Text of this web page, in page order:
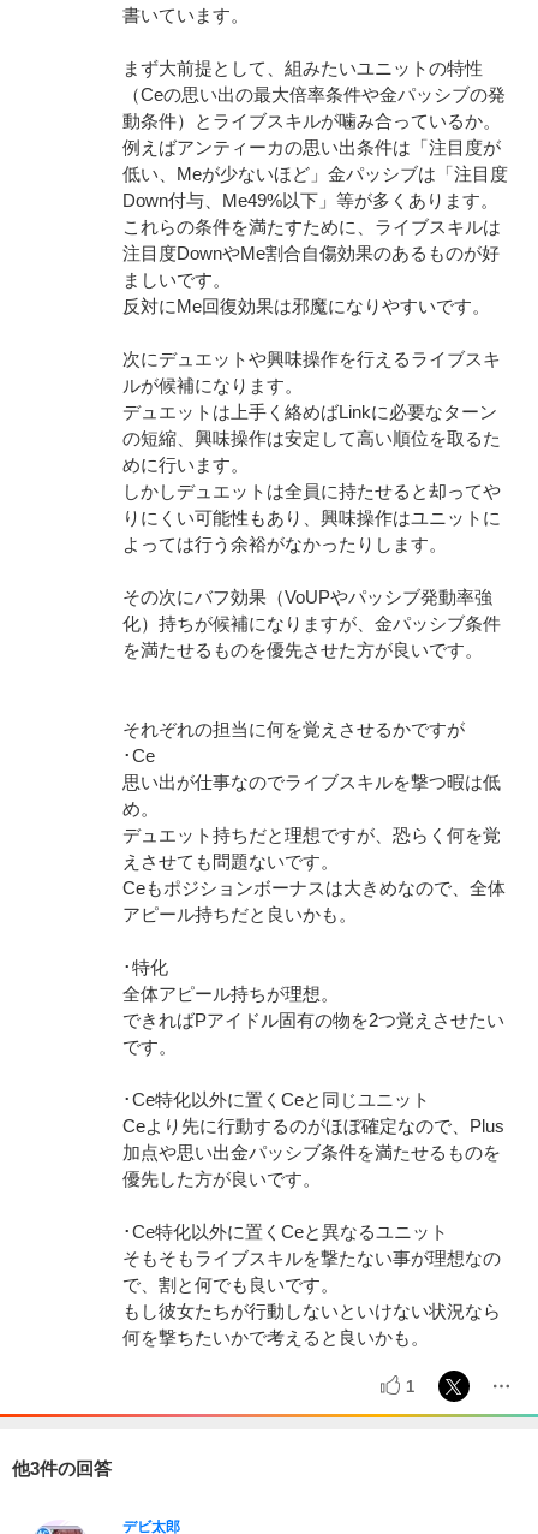
書いています。
まず大前提として、組みたいユニットの特性
（Ceの思い出の最大倍率条件や金パッシブの発
動条件）とライブスキルが噛み合っているか。
例えばアンティーカの思い出条件は「注目度が
低い、Meが少ないほど」金パッシブは「注目度
Down付与、Me49%以下」等が多くあります。
これらの条件を満たすために、ライブスキルは
注目度DownやMe割合自傷効果のあるものが好
ましいです。
反対にMe回復効果は邪魔になりやすいです。
次にデュエットや興味操作を行えるライブスキ
ルが候補になります。
デュエットは上手く絡めばLinkに必要なターン
の短縮、興味操作は安定して高い順位を取るた
めに行います。
しかしデュエットは全員に持たせると却ってや
りにくい可能性もあり、興味操作はユニットに
よっては行う余裕がなかったりします。
その次にバフ効果（VoUPやパッシブ発動率強
化）持ちが候補になりますが、金パッシブ条件
を満たせるものを優先させた方が良いです。
それぞれの担当に何を覚えさせるかですが
･Ce
思い出が仕事なのでライブスキルを撃つ暇は低
め。
デュエット持ちだと理想ですが、恐らく何を覚
えさせても問題ないです。
Ceもポジションボーナスは大きめなので、全体
アピール持ちだと良いかも。
･特化
全体アピール持ちが理想。
できればPアイドル固有の物を2つ覚えさせたい
です。
･Ce特化以外に置くCeと同じユニット
Ceより先に行動するのがほぼ確定なので、Plus
加点や思い出金パッシブ条件を満たせるものを
優先した方が良いです。
･Ce特化以外に置くCeと異なるユニット
そもそもライブスキルを撃たない事が理想なの
で、割と何でも良いです。
もし彼女たちが行動しないといけない状況なら
何を撃ちたいかで考えると良いかも。
1
他3件の回答
デビ太郎